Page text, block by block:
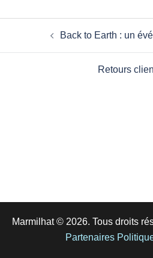
Back to Earth : un
Retours
Marmilhat © 2026. Tous droits
Partenaires